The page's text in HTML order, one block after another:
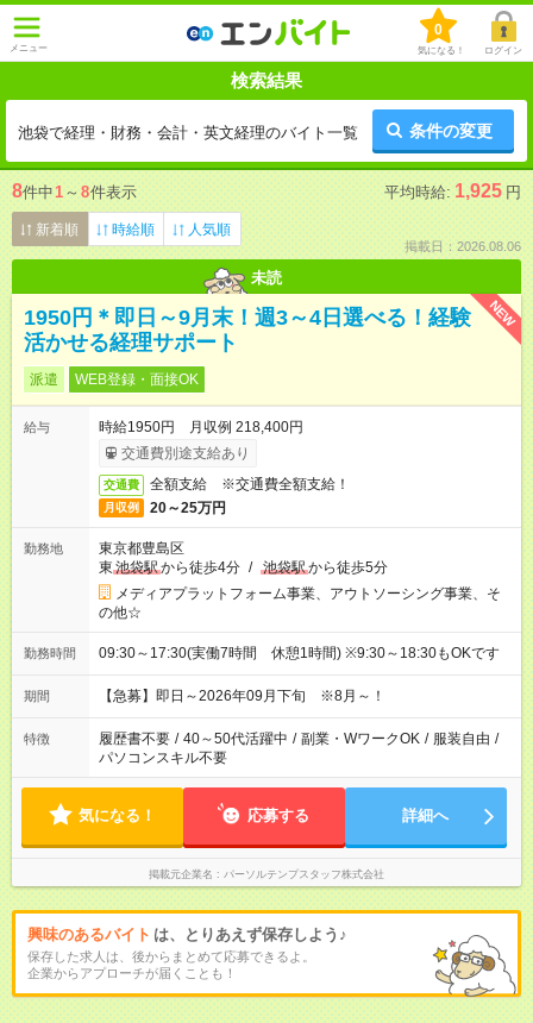
メニュー
0
気になる！ ログイン
検索結果
池袋で経理・財務・会計・英文経理のバイト一覧 条件の変更
8件中1 ～ 8件表示 平均時給: 1,925 円
新着順 時給順 人気順
掲載日：2026.08.06
未読
NEW
1950円＊即日～9月末！週3～4日選べる！経験
活かせる経理サポート
派遣 WEB登録・面接OK
給与
時給1950円 月収例 218,400円
交通費別途支給あり
交通費 全額支給 ※交通費全額支給！
月収例 20～25万円
勤務地
東京都豊島区
東 池袋駅から徒歩4分 / 池袋駅から徒歩5分
メディアプラットフォーム事業、アウトソーシング事業、そ
の他☆
勤務時間 09:30～17:30(実働7時間 休憩1時間) ※9:30～18:30もOKです
期間 【急募】即日～2026年09月下旬 ※8月～！
特徴 履歴書不要 / 40～50代活躍中 / 副業・WワークOK / 服装自由 /
パソコンスキル不要
気になる！ 応募する 詳細へ
掲載元企業名 パーソルテンプスタッフ株式会社
興味のあるバイト は、とりあえず保存しよう♪
保存した求人は、後からまとめて応募できるよ。
企業からアプローチが届くことも！